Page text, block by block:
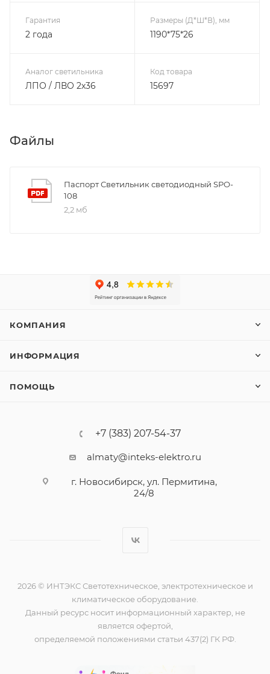
Гарантия
2 года
Размеры (Д*Ш*В), мм
1190*75*26
Аналог светильника
ЛПО / ЛВО 2х36
Код товара
15697
Файлы
Паспорт Светильник светодиодный SPO-
108
2,2 мб
КОМПАНИЯ
ИНФОРМАЦИЯ
ПОМОЩЬ
+7 (383) 207-54-37
almaty@inteks-elektro.ru
г. Новосибирск, ул. Пермитина,
24/8
2026 © ИНТЭКС Светотехническое, электротехническое и
климатическое оборудование.
Данный ресурс носит информационный характер, не
является офертой,
определяемой положениями статьи 437(2) ГК РФ.